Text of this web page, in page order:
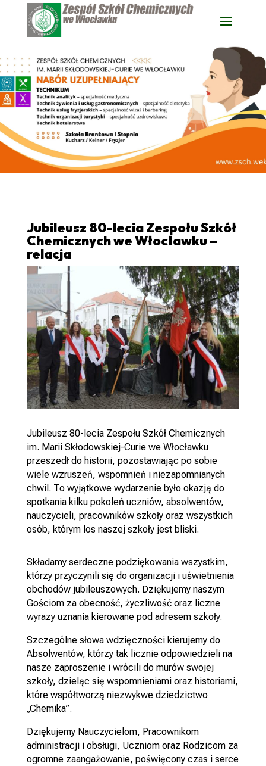
Jubileusz 80-lecia Zespołu Szkół
Chemicznych we Włocławku –
relacja
Jubileusz 80-lecia Zespołu Szkół Chemicznych
im. Marii Skłodowskiej-Curie we Włocławku
przeszedł do historii, pozostawiając po sobie
wiele wzruszeń, wspomnień i niezapomnianych
chwil. To wyjątkowe wydarzenie było okazją do
spotkania kilku pokoleń uczniów, absolwentów,
nauczycieli, pracowników szkoły oraz wszystkich
osób, którym los naszej szkoły jest bliski.
Składamy serdeczne podziękowania wszystkim,
którzy przyczynili się do organizacji i uświetnienia
obchodów jubileuszowych. Dziękujemy naszym
Gościom za obecność, życzliwość oraz liczne
wyrazy uznania kierowane pod adresem szkoły.
Szczególne słowa wdzięczności kierujemy do
Absolwentów, którzy tak licznie odpowiedzieli na
nasze zaproszenie i wrócili do murów swojej
szkoły, dzieląc się wspomnieniami oraz historiami,
które współtworzą niezwykwe dziedzictwo
„Chemika”.
Dziękujemy Nauczycielom, Pracownikom
administracji i obsługi, Uczniom oraz Rodzicom za
ogromne zaangażowanie, poświęcony czas i serce